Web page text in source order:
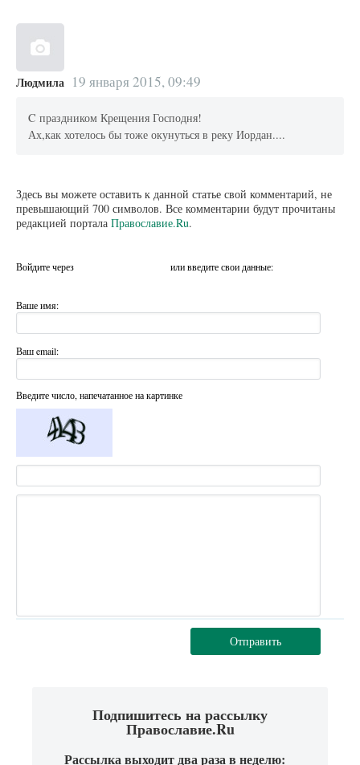
Людмила 19 января 2015, 09:49
C праздником Крещения Господня!
Ах,как хотелось бы тоже окунуться в реку Иордан....
Здесь вы можете оставить к данной статье свой комментарий, не
превышающий 700 символов. Все комментарии будут прочитаны
редакцией портала Православие.Ru.
Войдите через или введите свои данные:
Ваше имя:
Ваш email:
Введите число, напечатанное на картинке
Отправить
Подпишитесь на рассылку
Православие.Ru
Рассылка выходит два раза в неделю: